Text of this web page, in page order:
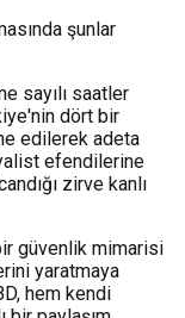
şunlar
sayılı saatler
dört bir
edilerek adeta
efendilerine
zirve kanlı
güvenlik mimarisi
yaratmaya
hem kendi